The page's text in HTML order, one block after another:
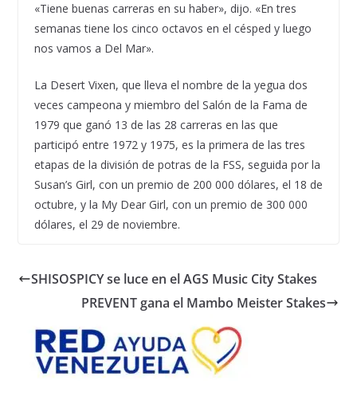
«Tiene buenas carreras en su haber», dijo. «En tres
semanas tiene los cinco octavos en el césped y luego
nos vamos a Del Mar».
La Desert Vixen, que lleva el nombre de la yegua dos
veces campeona y miembro del Salón de la Fama de
1979 que ganó 13 de las 28 carreras en las que
participó entre 1972 y 1975, es la primera de las tres
etapas de la división de potras de la FSS, seguida por la
Susan’s Girl, con un premio de 200 000 dólares, el 18 de
octubre, y la My Dear Girl, con un premio de 300 000
dólares, el 29 de noviembre.
SHISOSPICY se luce en el AGS Music City Stakes
PREVENT gana el Mambo Meister Stakes